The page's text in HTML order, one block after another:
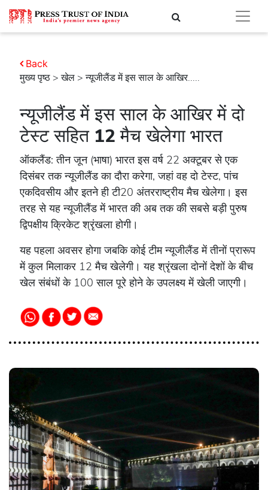
मुख्य पृष्ठ >खेल > न्यूजीलैंड में इस साल के आखिर.....
Back
न्यूजीलैंड में इस साल के आखिर में दो
टेस्ट सहित 12 मैच खेलेगा भारत
ऑकलैंड: तीन जून (भाषा) भारत इस वर्ष 22 अक्टूबर से एक
दिसंबर तक न्यूजीलैंड का दौरा करेगा, जहां वह दो टेस्ट, पांच
एकदिवसीय और इतने ही टी20 अंतरराष्ट्रीय मैच खेलेगा। इस
तरह से यह न्यूजीलैंड में भारत की अब तक की सबसे बड़ी पुरुष
द्विपक्षीय क्रिकेट श्रृंखला होगी।
यह पहला अवसर होगा जबकि कोई टीम न्यूजीलैंड में तीनों प्रारूप
में कुल मिलाकर 12 मैच खेलेगी। यह श्रृंखला दोनों देशों के बीच
खेल संबंधों के 100 साल पूरे होने के उपलक्ष्य में खेली जाएगी।